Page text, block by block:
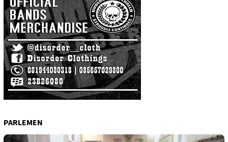
PARLEMEN